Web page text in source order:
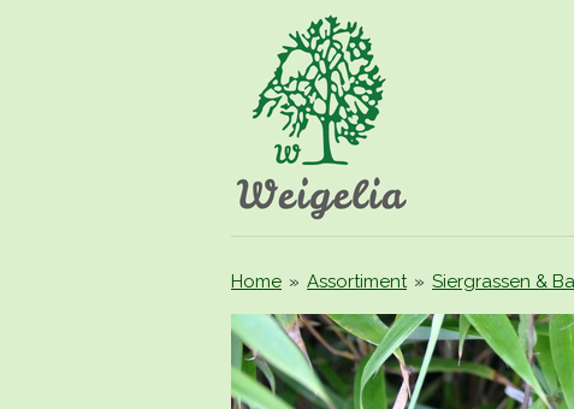
Home » Assortiment » Siergrassen &